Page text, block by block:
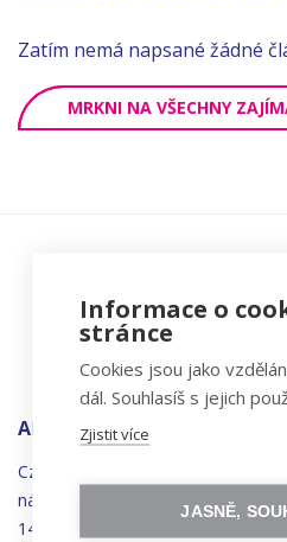
Zatím nemá napsané žádné
MRKNI NA VŠECHNY
ADRESA
Czechitas, z.ú.
náměstí
Synků 1748/17
140 00 Praha 4 - Nusle
Informace o
stránce
Cookies jsou jako
dál. Souhlasíš s jejich
Zjistit více
JASNĚ,